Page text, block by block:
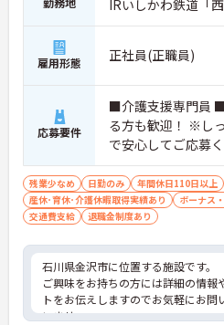
IRいしかわ鉄道「
雇用形態 正社員(正職員)
応募要件
■介護支援専門員
る方も歓迎！ ※し
で安心してご応募
残業少なめ 日勤のみ 年間休日110日以上
産休･育休･介護休暇取得実績あり
ボーナス
交通費支給
退職金制度あり
石川県金沢市に位置する施設です。
ご興味をお持ちの方には詳細の情報
トをお伝えしますのでお気軽にお問
いませ。